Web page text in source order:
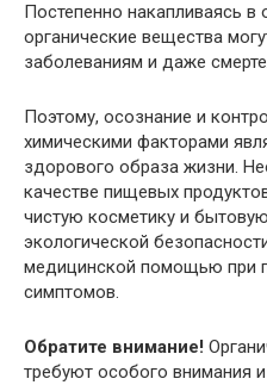
Постепенно накапливаясь в
органические вещества
заболеваниям и даже
Поэтому, осознание и
химическими факторами
здорового образа жизни.
качестве пищевых
чистую косметику и
экологической
медицинской помощью при
симптомов.
Обратите внимание!
требуют особого внимания